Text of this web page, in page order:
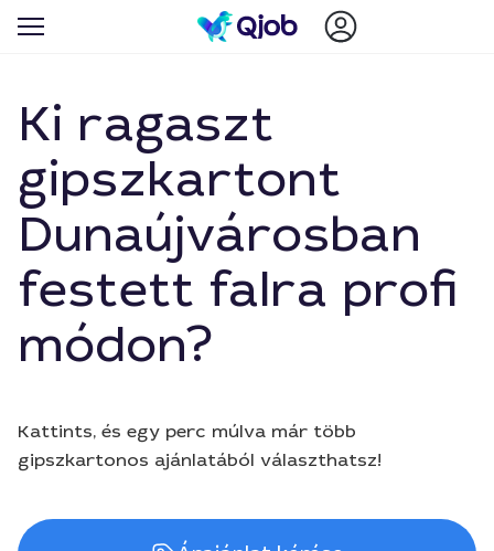
Ki ragaszt
gipszkartont
Dunaújvárosban
festett falra profi
módon?
Kattints, és egy perc múlva már több
gipszkartonos ajánlatából választhatsz!